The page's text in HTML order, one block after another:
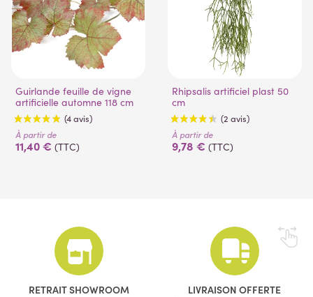
Guirlande feuille de vigne
artificielle automne 118 cm
(4 avis)
À partir de
11,40 € (TTC)
Rhipsalis artificiel plast 50
cm
(2 avis)
À partir de
9,78 € (TTC)
RETRAIT SHOWROOM LIVRAISON OFFERTE